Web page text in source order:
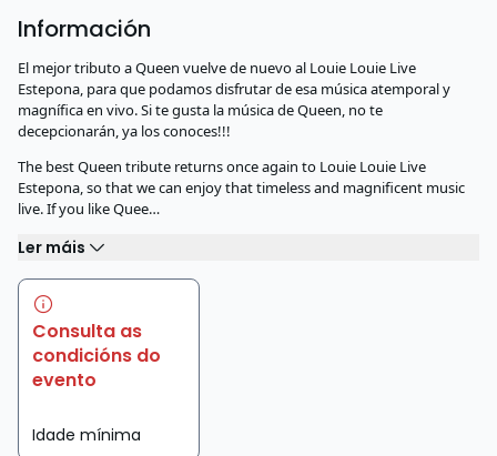
Información
El mejor tributo a Queen vuelve de nuevo al Louie Louie Live
Estepona, para que podamos disfrutar de esa música atemporal y
magnífica en vivo. Si te gusta la música de Queen, no te
decepcionarán, ya los conoces!!!
The best Queen tribute returns once again to Louie Louie Live
Estepona, so that we can enjoy that timeless and magnificent music
live. If you like Quee…
Ler máis
Consulta as
condicións do
evento
Idade mínima